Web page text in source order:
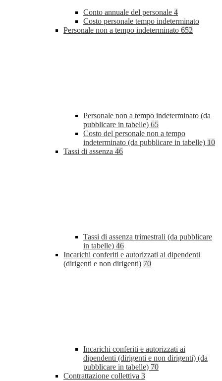
Conto annuale del personale 4
Costo personale tempo indeterminato
Personale non a tempo indeterminato 652
Personale non a tempo indeterminato (da
pubblicare in tabelle) 65
Costo del personale non a tempo
indeterminato (da pubblicare in tabelle) 10
Tassi di assenza 46
Tassi di assenza trimestrali (da pubblicare
in tabelle) 46
Incarichi conferiti e autorizzati ai dipendenti
(dirigenti e non dirigenti) 70
Incarichi conferiti e autorizzati ai
dipendenti (dirigenti e non dirigenti) (da
pubblicare in tabelle) 70
Contrattazione collettiva 3